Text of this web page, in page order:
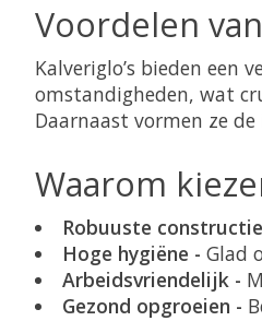
Voordelen
Kalveriglo’s bieden
omstandigheden, wat
Daarnaast vormen ze
Waarom
Robuuste
Hoge hygiëne - Glad
Arbeidsvriendelijk -
Gezond opgroeien -